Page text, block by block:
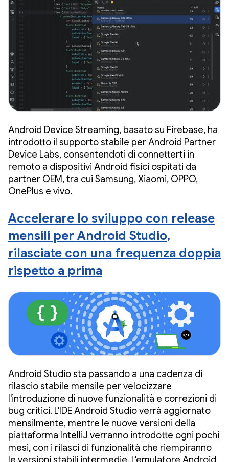
Android Device Streaming, basato su Firebase, ha
introdotto il supporto stabile per Android Partner
Device Labs, consentendoti di connetterti in
remoto a dispositivi Android fisici ospitati da
partner OEM, tra cui Samsung, Xiaomi, OPPO,
OnePlus e vivo.
Accelerare lo sviluppo con release
mensili per Android Studio,
rilasciate con una frequenza doppia
rispetto a prima
Android Studio sta passando a una cadenza di
rilascio stabile mensile per velocizzare
l'introduzione di nuove funzionalità e correzioni di
bug critici. L'IDE Android Studio verrà aggiornato
mensilmente, mentre le nuove versioni della
piattaforma IntelliJ verranno introdotte ogni pochi
mesi, con i rilasci di funzionalità che riempiranno